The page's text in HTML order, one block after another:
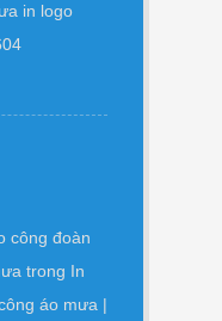
in logo
công đoàn
trong In
áo mưa |